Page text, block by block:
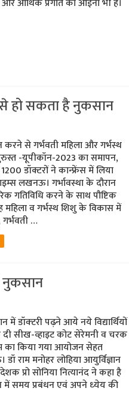
आर्थिक प्रगति का आईना भी है।
हो सकता है नुकसान
करने से गर्भवती महिला और गर्भस्थ
-यूपीकॉन-2023 का समापन,
डॉक्टरों ने कान्फ्रेंस में लिया
लखनऊ। गर्भावस्था के दौरान
गतिविधि करने के साथ पौष्टिक
व गर्भस्थ शिशु के विकास में
…
नुकसान
में डॉक्‍टरी पढ़ने आये नये विद्यार्थियों
सीख-व्‍हाइट कोट सेरेमनी व चरक
का किया गया आयोजन सेहत
राम मनोहर लोहिया आयुर्विज्ञान
प्रो सोनिया नित्यानंद ने कहा है
में समय प्रबंधन एवं अपने ध्‍येय की